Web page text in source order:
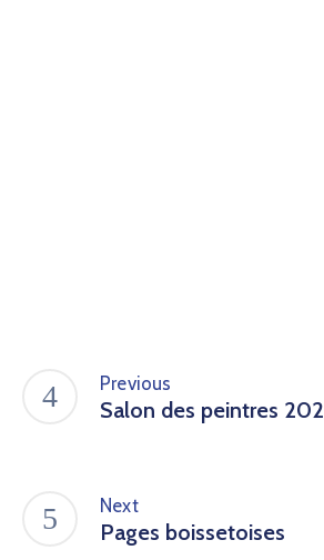
Previous
Salon des peintres
Next
Pages boissetoises